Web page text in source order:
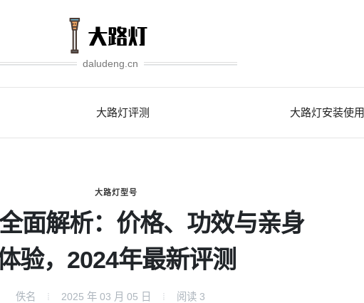
daludeng.cn
大路灯评测 大路灯安装使用
大路灯型号
面解析：价格、功效与亲身
验，2024年最新评测
佚名 2025 年 03 月 05 日 阅读 3